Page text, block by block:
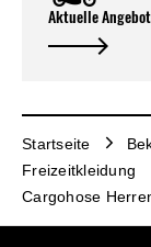
Aktuelle
Startseite
Freizeitkleidung
Cargohose